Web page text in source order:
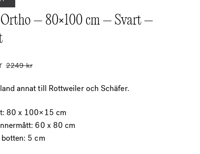
– 80×100 cm – Svart –
2249kr
annat till Rottweiler och Schäfer.
80 x 100×15 cm
60 x 80 cm
5 cm